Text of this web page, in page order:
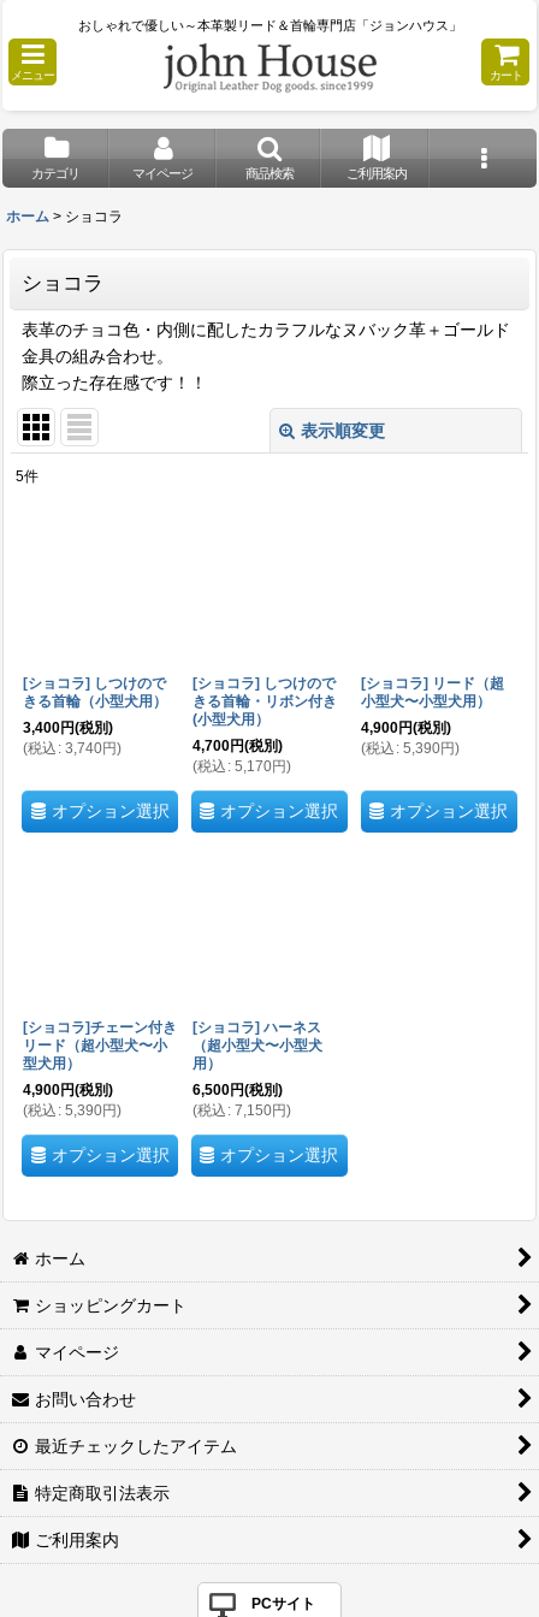
おしゃれで優しい～本革製リード＆首輪専門店「ジョンハウス」
メニュー カート
カテゴリ マイページ 商品検索 ご利用案内
ホーム > ショコラ
ショコラ
表革のチョコ色・内側に配したカラフルなヌバック革＋ゴールド
金具の組み合わせ。
際立った存在感です！！
表示順変更
5件
[ショコラ] しつけので
きる首輪（小型犬用）
3,400円(税別)
(税込 : 3,740円)
オプション選択
[ショコラ] しつけので
きる首輪・リボン付き
(小型犬用）
4,700円(税別)
(税込 : 5,170円)
オプション選択
[ショコラ] リード（超
小型犬〜小型犬用）
4,900円(税別)
(税込 : 5,390円)
オプション選択
[ショコラ]チェーン付き
リード（超小型犬〜小
型犬用）
4,900円(税別)
(税込 : 5,390円)
オプション選択
[ショコラ] ハーネス
（超小型犬〜小型犬
用）
6,500円(税別)
(税込 : 7,150円)
オプション選択
ホーム
ショッピングカート
マイページ
お問い合わせ
最近チェックしたアイテム
特定商取引法表示
ご利用案内
PCサイト